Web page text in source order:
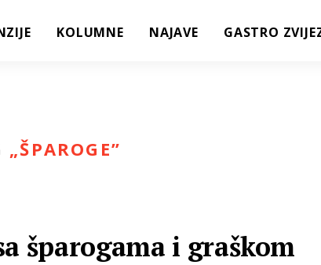
KOLUMNE NAJAVE GASTRO
„ŠPAROGE”
šparogama i graškom